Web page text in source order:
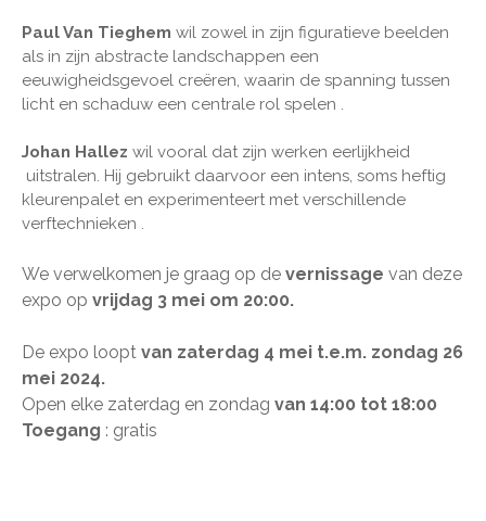
Paul Van Tieghem wil zowel in zijn figuratieve beelden
als in zijn abstracte landschappen een
eeuwigheidsgevoel creëren, waarin de spanning tussen
licht en schaduw een centrale rol spelen .
Johan Hallez wil vooral dat zijn werken eerlijkheid
uitstralen. Hij gebruikt daarvoor een intens, soms heftig
kleurenpalet en experimenteert met verschillende
verftechnieken .
We verwelkomen je graag op de vernissage van deze
expo op vrijdag 3 mei om 20:00​​​​.
De expo loopt van zaterdag 4 mei t.e.m. zondag 26
mei 2024.
Open elke zaterdag en zondag van 14:00 tot 18:00
Toegang : gratis